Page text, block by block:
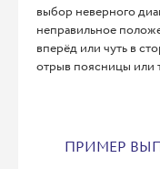
выбор неверного
неправильное
вперёд или чуть в
отрыв поясницы или
ПРИМЕР